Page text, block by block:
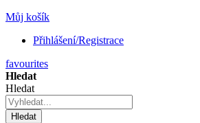
Můj košík
Přihlášení/Registrace
favourites
Hledat
Hledat
Hledat